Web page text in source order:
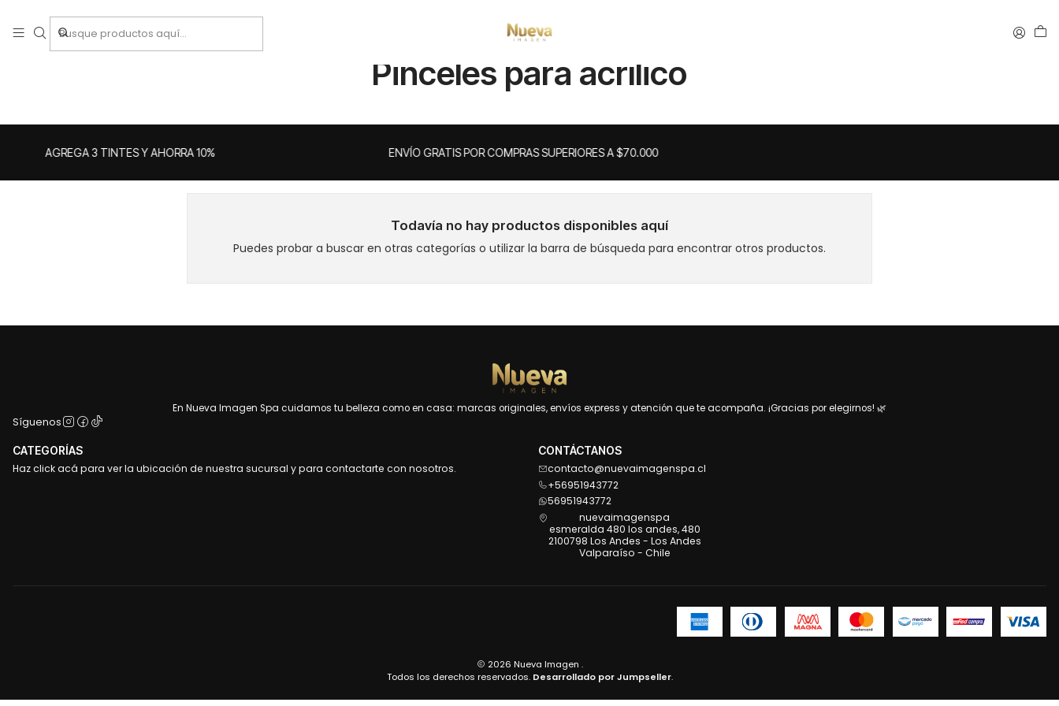
Pinceles para acrílico
AGREGA 3 TINTES Y AHORRA 10% ENVÍO GRATIS POR COMPRAS SUPERIORES A $70.000
Todavía no hay productos disponibles aquí
Puedes probar a buscar en otras categorías o utilizar la barra de búsqueda para encontrar otros productos.
En Nueva Imagen Spa cuidamos tu belleza como en casa: marcas originales, envíos express y atención que te acompaña. ¡Gracias por elegirnos! 🌿
Síguenos
CATEGORÍAS
Haz click acá para ver la ubicación de nuestra sucursal y para contactarte con nosotros.
CONTÁCTANOS
contacto@nuevaimagenspa.cl
+56951943772
56951943772
nuevaimagenspa
esmeralda 480 los andes, 480
2100798 Los Andes - Los Andes
Valparaíso - Chile
2026 Nueva Imagen .
Todos los derechos reservados. Desarrollado por Jumpseller.